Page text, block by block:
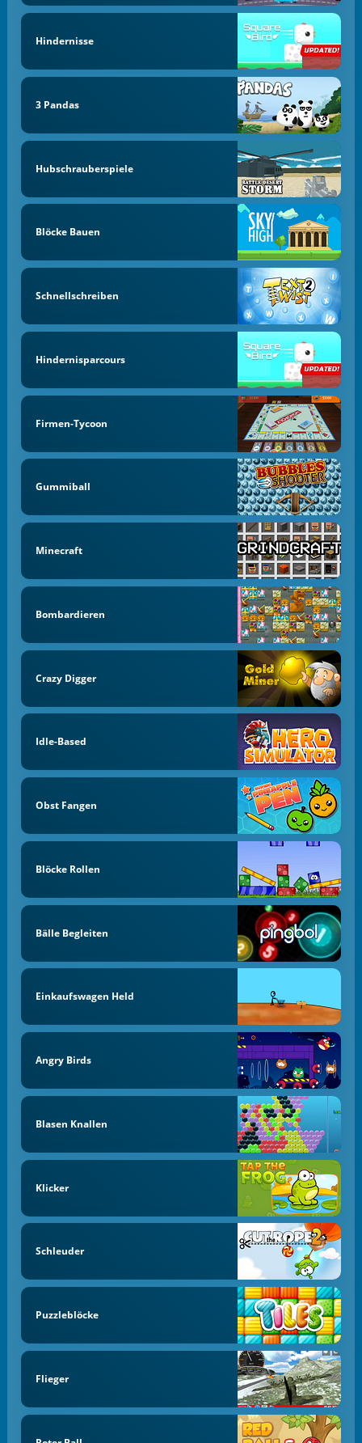
Hindernisse
3 Pandas
Hubschrauberspiele
Blöcke Bauen
Schnellschreiben
Hindernisparcours
Firmen-Tycoon
Gummiball
Minecraft
Bombardieren
Crazy Digger
Idle-Based
Obst Fangen
Blöcke Rollen
Bälle Begleiten
Einkaufswagen Held
Angry Birds
Blasen Knallen
Klicker
Schleuder
Puzzleblöcke
Flieger